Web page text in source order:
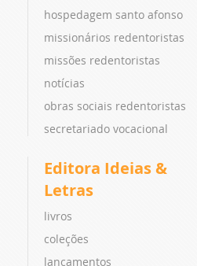
hospedagem santo afonso
missionários redentoristas
missões redentoristas
notícias
obras sociais redentoristas
secretariado vocacional
Editora Ideias &
Letras
livros
coleções
lançamentos